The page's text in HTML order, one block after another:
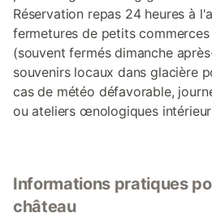
Réservation repas 24 heures à
fermetures de petits
(souvent fermés dimanche
souvenirs locaux dans glacière
cas de météo défavorable,
ou ateliers œnologiques
Informations pratiques
château